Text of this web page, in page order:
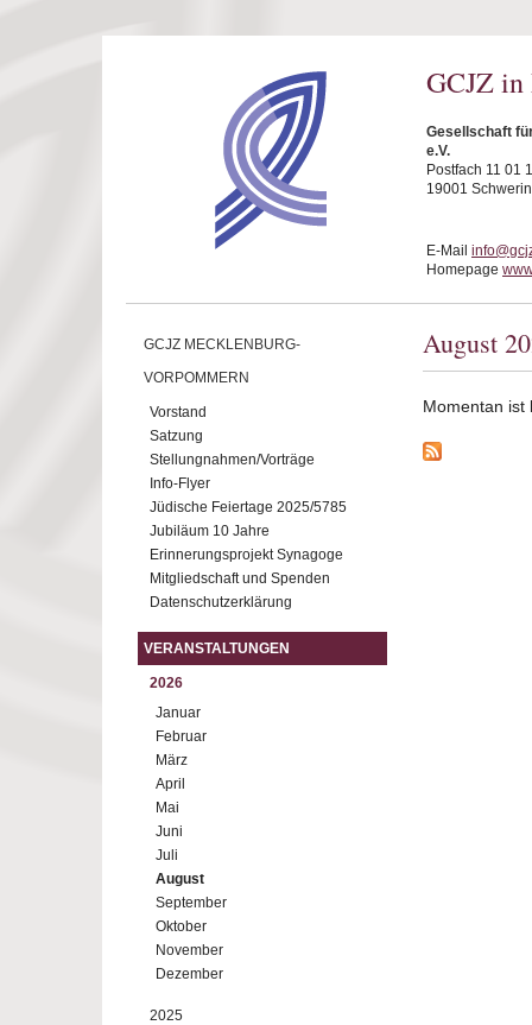
GCJZ in
Gesellschaft
e.V.
Postfach 11 01
19001 Schwerin
E-Mail
Homepage
GCJZ MECKLENBURG-
VORPOMMERN
Vorstand
Satzung
Stellungnahmen/Vorträge
Info-Flyer
Jüdische Feiertage 2025/5785
Jubiläum 10 Jahre
Erinnerungsprojekt Synagoge
Mitgliedschaft und Spenden
Datenschutzerklärung
VERANSTALTUNGEN
2026
Januar
Februar
März
April
Mai
Juni
Juli
August
September
Oktober
November
Dezember
2025
August
Momentan ist